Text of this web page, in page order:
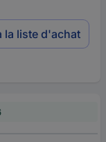
la liste d'achat